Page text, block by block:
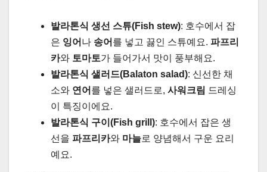
발라톤식 생선 스튜(Fish stew): 호수에서 잡
은 잉어 나 송어 를 넣고 끓인 스튜예요. 파프리
카와 토마토가 들어가서 맛이 풍부해요.
발라톤식 샐러드(Balaton salad): 신선한 채
소와 연어 를 넣은 샐러드로, 사워크림 드레싱
이 특징이에요.
발라톤식 구이(Fish grill): 호수에서 잡은 생
선을 파프리카와 마늘로 양념해서 구운 요리
예요.